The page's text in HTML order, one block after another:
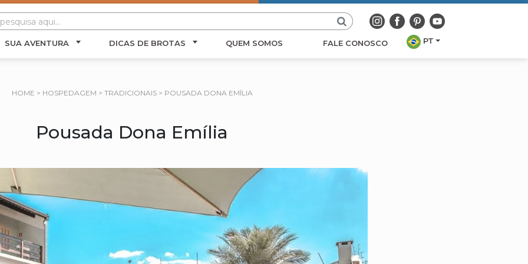
SUA AVENTURA DICAS DE BROTAS QUEM SOMOS FALE CONOSCO PT
HOME > HOSPEDAGEM > TRADICIONAIS> POUSADA DONA EMÍLIA
Pousada Dona Emília